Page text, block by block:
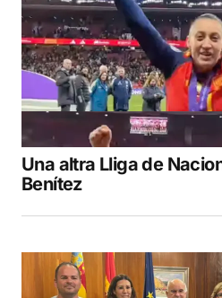
Una altra Lliga de
Benítez